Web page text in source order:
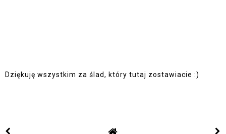
Dziękuję wszystkim za ślad, który tutaj zostawiacie :)